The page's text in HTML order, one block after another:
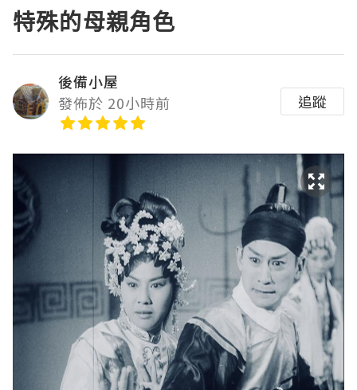
特殊的母親角色
後備小屋
發佈於 20小時前
追蹤